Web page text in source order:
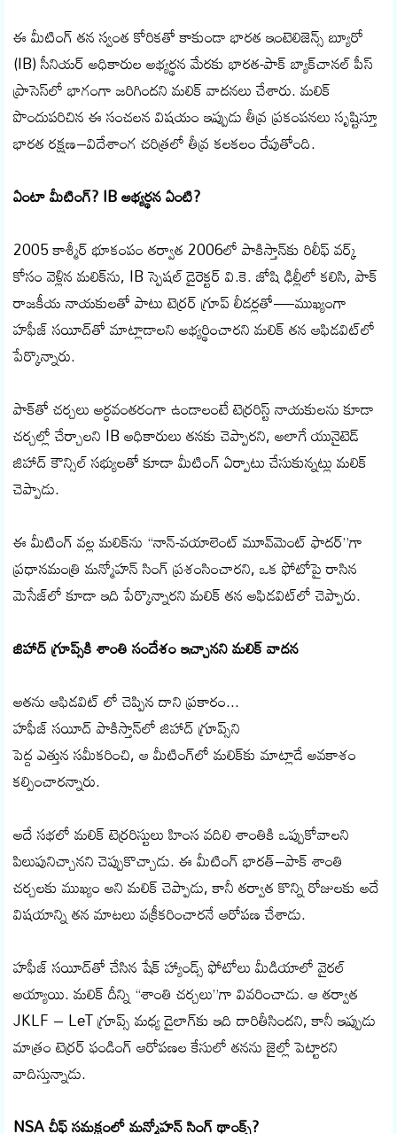
ఈ మీటింగ్ తన స్వంత కోరికతో కాకుండా భారత ఇంటెలిజెన్స్ బ్యూరో
(IB) సీనియర్ అధికారుల అభ్యర్థన మేరకు భారత-పాక్ బ్యాక్‌చానల్ పీస్
ప్రాసెస్‌లో భాగంగా జరిగిందని మలిక్ వాదనలు చేశారు. మలిక్
పొందుపరిచిన ఈ సంచలన విషయం ఇప్పుడు తీవ్ర ప్రకంపనలు సృష్టిస్తూ
భారత రక్షణ–విదేశాంగ చరిత్రలో తీవ్ర కలకలం రేపుతోంది.
ఏంటా మీటింగ్? IB అభ్యర్థన ఏంటి?
2005 కాశ్మీర్ భూకంపం తర్వాత 2006లో పాకిస్తాన్‌కు రిలీఫ్ వర్క్
కోసం వెళ్లిన మలిక్‌ను, IB స్పెషల్ డైరెక్టర్ వి.కె. జోషి ఢిల్లీలో కలిసి, పాక్
రాజకీయ నాయకులతో పాటు టెర్రర్ గ్రూప్ లీడర్లతో—ముఖ్యంగా
హఫీజ్ సయీద్‌తో మాట్లాడాలని అభ్యర్థించారని మలిక్ తన ఆఫిడవిట్‌లో
పేర్కొన్నారు.
పాక్‌తో చర్చలు అర్ధవంతరంగా ఉండాలంటే టెర్రరిస్ట్ నాయకులను కూడా
చర్చల్లో చేర్చాలని IB అధికారులు తనకు చెప్పారని, అలాగే యునైటెడ్
జిహాద్ కౌన్సిల్ సభ్యులతో కూడా మీటింగ్ ఏర్పాటు చేసుకున్నట్లు మలిక్
చెప్పాడు.
ఈ మీటింగ్ వల్ల మలిక్‌ను “నాన్-వయాలెంట్ మూవ్‌మెంట్ ఫాదర్”గా
ప్రధానమంత్రి మన్మోహన్ సింగ్ ప్రశంసించారని, ఒక ఫోటోపై రాసిన
మెసేజ్‌లో కూడా ఇది పేర్కొన్నారని మలిక్ తన అఫిడవిట్‌లో చెప్పారు.
జిహాద్ గ్రూప్స్‌కి శాంతి సందేశం ఇచ్చానని మలిక్ వాదన
అతను ఆఫిడవిట్ లో చెప్పిన దాని ప్రకారం...
హఫీజ్ సయీద్ పాకిస్తాన్‌లో జిహాద్ గ్రూప్స్‌ని
పెద్ద ఎత్తున సమీకరించి, ఆ మీటింగ్‌లో మలిక్‌కు మాట్లాడే అవకాశం
కల్పించారన్నారు.
అదే సభలో మలిక్ టెర్రరిస్టులు హింస వదిలి శాంతికి ఒప్పుకోవాలని
పిలుపునిచ్చానని చెప్పుకొచ్చాడు. ఈ మీటింగ్ భారత్–పాక్ శాంతి
చర్చలకు ముఖ్యం అని మలిక్ చెప్పాడు, కానీ తర్వాత కొన్ని రోజులకు అదే
విషయాన్ని తన మాటలు వక్రీకరించారనే ఆరోపణ చేశాడు.
హఫీజ్ సయీద్‌తో చేసిన షేక్ హ్యాండ్స్ ఫోటోలు మీడియాలో వైరల్
అయ్యాయి. మలిక్ దీన్ని “శాంతి చర్చలు”గా వివరించాడు. ఆ తర్వాత
JKLF – LeT గ్రూప్స్ మధ్య డైలాగ్‌కు ఇది దారితీసిందని, కానీ ఇప్పుడు
మాత్రం టెర్రర్ ఫండింగ్ ఆరోపణల కేసులో తనను జైల్లో పెట్టారని
వాదిస్తున్నాడు.
NSA చీఫ్ సమక్షంలో మన్మోహన్ సింగ్ థాంక్స్?